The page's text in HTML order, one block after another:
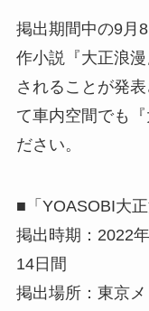
掲出期間中の9月
作小説『大正浪
されることが発
て車内空間でも
ださい。
■「YOASOBI大正
掲出時期：2022
14日間
掲出場所：東京